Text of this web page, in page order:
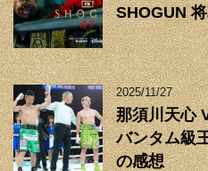
SHOGUN
2025/11/27
那須川天心
バンタム級
の感想